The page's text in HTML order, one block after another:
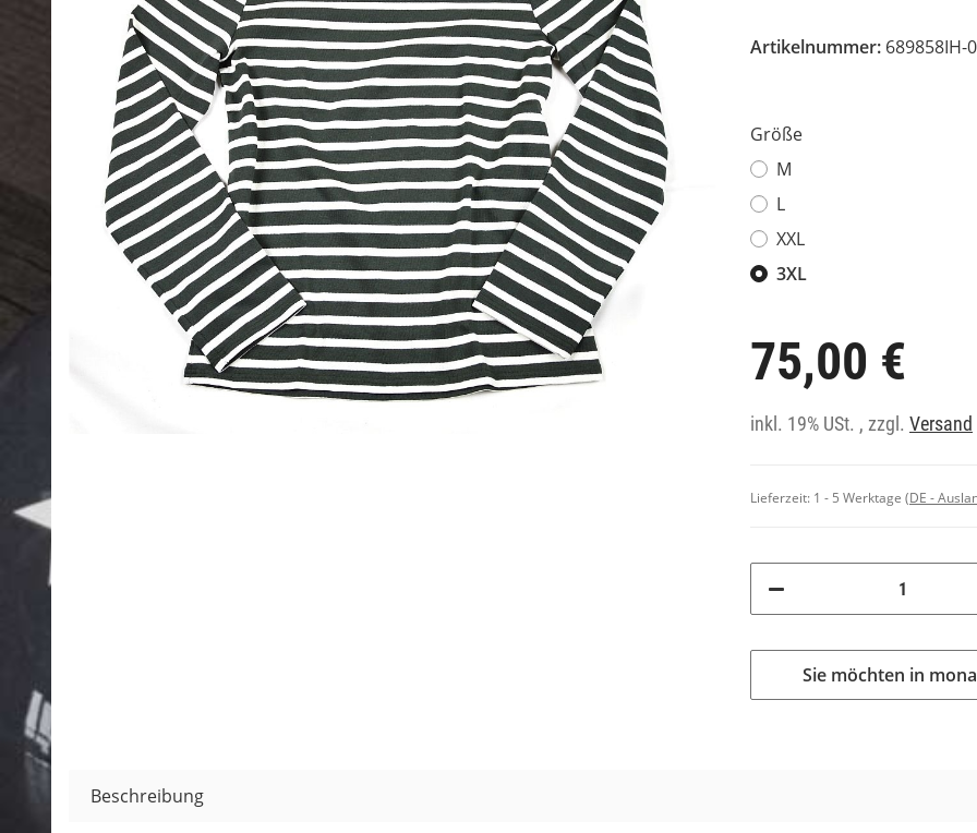
Artikelnummer: 689858IH-
Größe
M
L
XXL
3XL
75,00 €
inkl. 19% USt. , zzgl. Versand
Lieferzeit: 1 - 5 Werktage (DE -
Sie möchten in
Beschreibung